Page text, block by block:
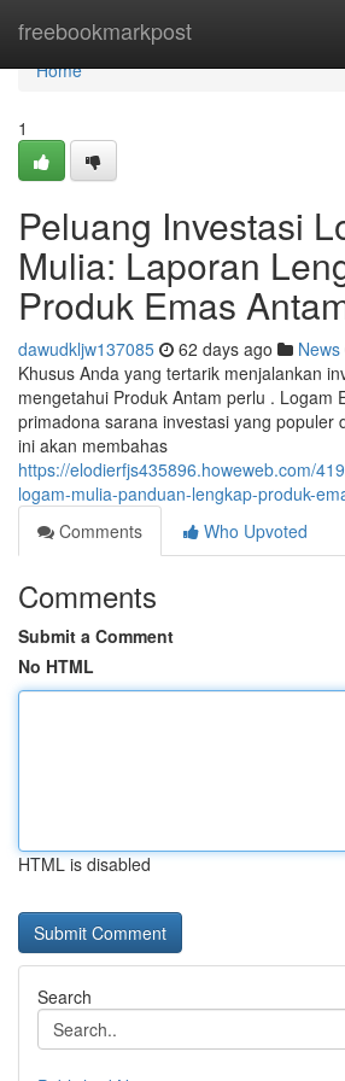
freebookmarkpost
Home
Home
1
Peluang Investasi
Mulia: Laporan
Produk Emas
dawudkljw137085 62 days ago News
Khusus Anda yang tertarik menjalankan
mengetahui Produk Antam perlu . Logam
primadona sarana investasi yang populer
ini akan membahas
https://elodierfjs435896.howeweb.com/
logam-mulia-panduan-lengkap-produk-
Comments
Who Upvoted
Comments
Submit a Comment
No HTML
HTML is disabled
Search